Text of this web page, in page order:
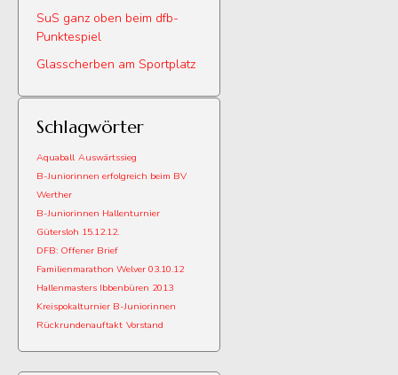
SuS ganz oben beim dfb-
Punktespiel
Glasscherben am Sportplatz
Schlagwörter
Aquaball Auswärtssieg
B-Juniorinnen erfolgreich beim BV
Werther
B-Juniorinnen Hallenturnier
Gütersloh 15.12.12.
DFB: Offener Brief
Familienmarathon Welver 03.10.12
Hallenmasters Ibbenbüren 2013
Kreispokalturnier B-Juniorinnen
Rückrundenauftakt Vorstand